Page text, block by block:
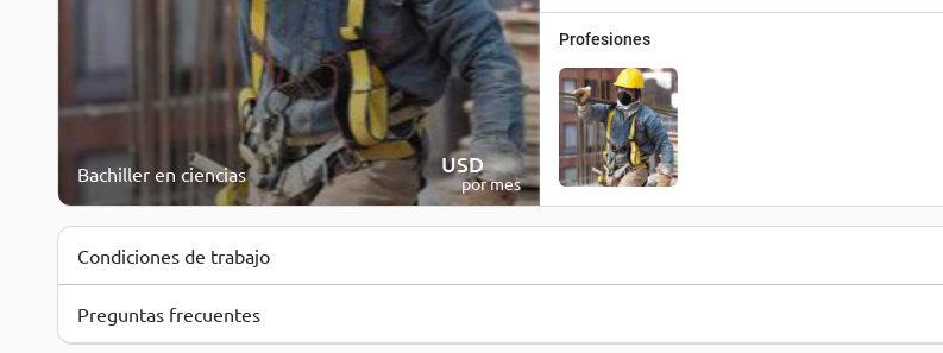
Bachiller en ciencias USD100
por mes
Profesiones
Condiciones de trabajo
Preguntas frecuentes